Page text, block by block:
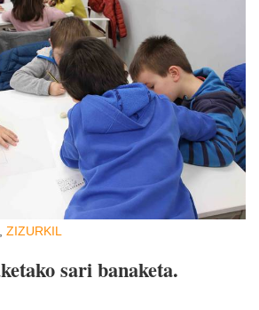
ZIZURKIL
sari banaketa.